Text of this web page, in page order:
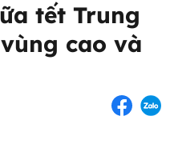
tết Trung
cao và